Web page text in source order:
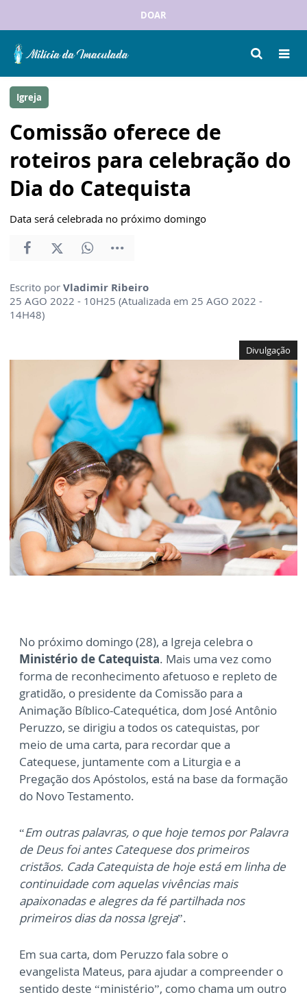
DOAR
Igreja
Comissão oferece de
roteiros para celebração do
Dia do Catequista
Data será celebrada no próximo domingo
Escrito por Vladimir Ribeiro
25 AGO 2022 - 10H25 (Atualizada em 25 AGO 2022 -
14H48)
Divulgação
No próximo domingo (28), a Igreja celebra o
Ministério de Catequista. Mais uma vez como
forma de reconhecimento afetuoso e repleto de
gratidão, o presidente da Comissão para a
Animação Bíblico-Catequética, dom José Antônio
Peruzzo, se dirigiu a todos os catequistas, por
meio de uma carta, para recordar que a
Catequese, juntamente com a Liturgia e a
Pregação dos Apóstolos, está na base da formação
do Novo Testamento.
“Em outras palavras, o que hoje temos por Palavra
de Deus foi antes Catequese dos primeiros
cristãos. Cada Catequista de hoje está em linha de
continuidade com aquelas vivências mais
apaixonadas e alegres da fé partilhada nos
primeiros dias da nossa Igreja”.
Em sua carta, dom Peruzzo fala sobre o
evangelista Mateus, para ajudar a compreender o
sentido deste “ministério”, como chama um outro